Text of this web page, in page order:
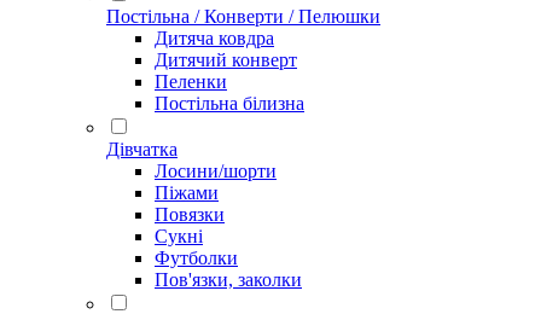
Постільна / Конверти / Пелюшки
Дитяча ковдра
Дитячий конверт
Пеленки
Постільна білизна
Дівчатка
Лосини/шорти
Піжами
Повязки
Сукні
Футболки
Пов'язки, заколки